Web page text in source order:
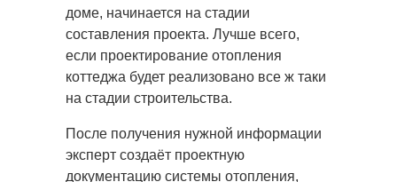
доме, начинается на стадии
составления проекта. Лучше всего,
если проектирование отопления
коттеджа будет реализовано все ж таки
на стадии строительства.
После получения нужной информации
эксперт создаёт проектную
документацию системы отопления,